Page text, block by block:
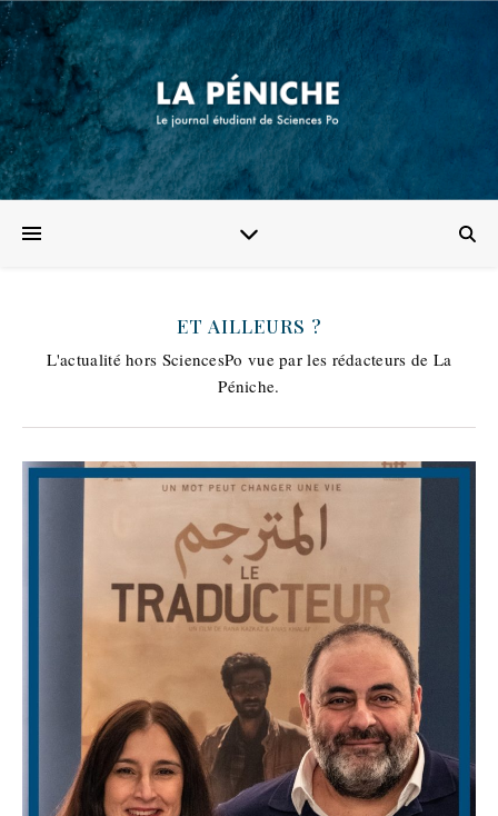
ET AILLEURS ?
L'actualité hors SciencesPo vue par les rédacteurs de La
Péniche.